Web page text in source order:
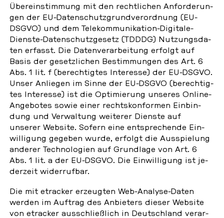
Über­ein­stim­mung mit den recht­li­chen An­for­de­run­
gen der EU-Da­ten­schutz­grund­ver­ord­nung (EU-
DSGVO) und dem Te­le­kom­mu­ni­ka­ti­on-Di­gi­ta­le-
Dienste-Da­ten­schutz­ge­setz (TDDDG) Nut­zungs­da­
ten erfasst. Die Da­ten­ver­ar­bei­tung erfolgt auf
Basis der ge­setz­li­chen Be­stim­mun­gen des Art. 6
Abs. 1 lit. f (be­rech­tig­tes In­ter­es­se) der EU-DSGVO.
Unser An­lie­gen im Sinne der EU-DSGVO (be­rech­tig­
tes In­ter­es­se) ist die Op­ti­mie­rung unseres Online-
An­ge­bo­tes sowie einer rechts­kon­for­men Ein­bin­
dung und Ver­wal­tung wei­te­rer Dienste auf
unserer Website. Sofern eine ent­spre­chen­de Ein­
wil­li­gung gegeben wurde, erfolgt die Aus­spie­lung
anderer Tech­no­lo­gi­en auf Grund­la­ge von Art. 6
Abs. 1 lit. a der EU-DSGVO. Die Ein­wil­li­gung ist je­
der­zeit wi­der­ruf­bar.
Die mit etra­cker er­zeug­ten Web-Analyse-Daten
werden im Auftrag des An­bie­ters dieser Website
von etra­cker aus­schließ­lich in Deutsch­land ver­ar­